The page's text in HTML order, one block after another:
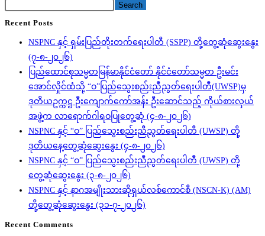
Search
Recent Posts
NSPNC နှင့် ရှမ်းပြည်တိုးတက်ရေးပါတီ (SSPP) တို့တွေ့ဆုံဆွေးနွေး
(၇-၈-၂၀၂၆)
ပြည်ထောင်စုသမ္မတမြန်မာနိုင်ငံတော် နိုင်ငံတော်သမ္မတ ဦးမင်း
အောင်လှိုင်ထံသို့ “ဝ”ပြည်သွေးစည်းညီညွတ်ရေးပါတီ(UWSP)မှ
ဒုတိယဥက္ကဋ္ဌ ဦးကျောက်ကော်အန်း ဦးဆောင်သည့် ကိုယ်စားလှယ်
အဖွဲ့က လာရောက်ဂါရဝပြုတွေ့ဆုံ (၄-၈-၂၀၂၆)
NSPNC နှင့် “ဝ” ပြည်သွေးစည်းညီညွတ်ရေးပါတီ (UWSP) တို့
ဒုတိယနေ့တွေ့ဆုံဆွေးနွေး (၄-၈-၂၀၂၆)
NSPNC နှင့် “ဝ” ပြည်သွေးစည်းညီညွတ်ရေးပါတီ (UWSP) တို့
တွေ့ဆုံဆွေးနွေး (၃-၈-၂၀၂၆)
NSPNC နှင့် နာဂအမျိုးသားဆိုရှယ်လစ်ကောင်စီ (NSCN-K) (AM)
တို့တွေ့ဆုံဆွေးနွေး (၃၁-၇-၂၀၂၆)
Recent Comments